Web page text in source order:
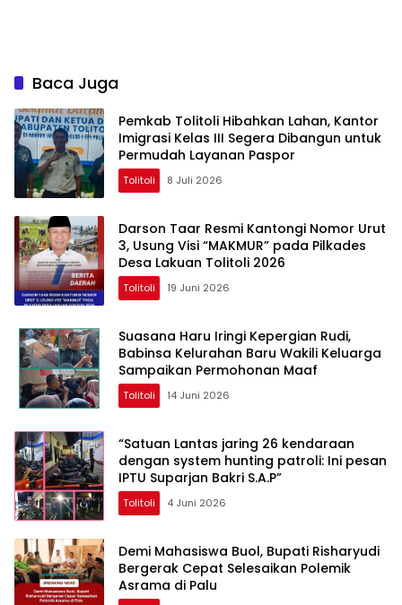
Baca Juga
Pemkab Tolitoli Hibahkan Lahan, Kantor
Imigrasi Kelas III Segera Dibangun untuk
Permudah Layanan Paspor
Tolitoli 8 Juli 2026
Darson Taar Resmi Kantongi Nomor Urut
3, Usung Visi “MAKMUR” pada Pilkades
Desa Lakuan Tolitoli 2026
Tolitoli 19 Juni 2026
Suasana Haru Iringi Kepergian Rudi,
Babinsa Kelurahan Baru Wakili Keluarga
Sampaikan Permohonan Maaf
Tolitoli 14 Juni 2026
“Satuan Lantas jaring 26 kendaraan
dengan system hunting patroli: Ini pesan
IPTU Suparjan Bakri S.A.P”
Tolitoli 4 Juni 2026
Demi Mahasiswa Buol, Bupati Risharyudi
Bergerak Cepat Selesaikan Polemik
Asrama di Palu